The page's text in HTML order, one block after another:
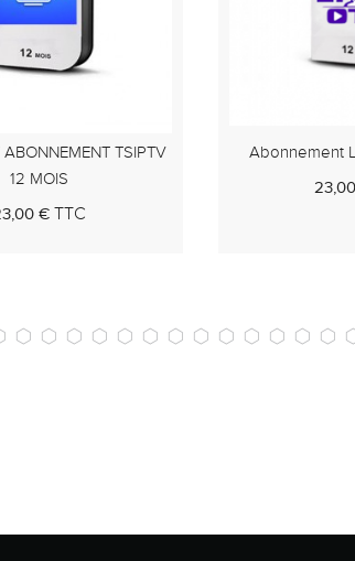
Lion OTT 12 Mois
23,00 €TTC
Smart Pro